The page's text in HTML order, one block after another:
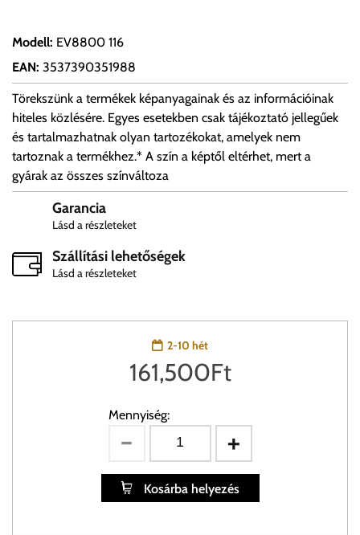
Modell: EV8800 116
EAN: 3537390351988
Törekszünk a termékek képanyagainak és az információinak
hiteles közlésére. Egyes esetekben csak tájékoztató jellegűek
és tartalmazhatnak olyan tartozékokat, amelyek nem
tartoznak a termékhez.* A szín a képtől eltérhet, mert a
gyárak az összes színváltoza
Garancia
Lásd a részleteket
Szállítási lehetőségek
Lásd a részleteket
2-10 hét
161,500Ft
Mennyiség:
Kosárba helyezés